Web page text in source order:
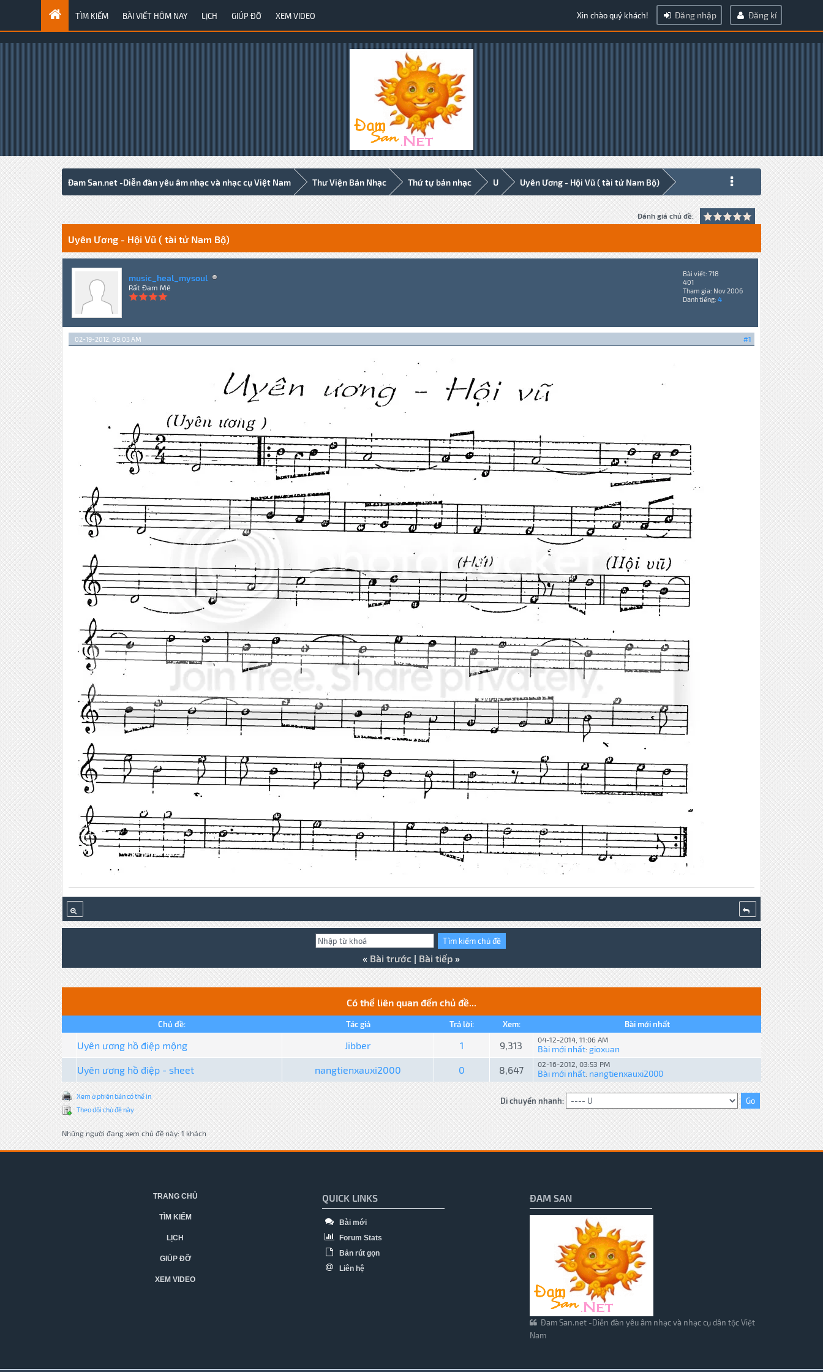
TÌM KIẾM BÀI VIẾT HÔM NAY LỊCH GIÚP ĐỠ XEM VIDEO Xin chào quý khách! Đăng nhập Đăng kí
Đam San.net -Diễn đàn yêu âm nhạc và nhạc cụ Việt Nam Thư Viện Bản Nhạc Thứ tự bản nhạc U Uyên Ương - Hội Vũ ( tài tử Nam Bộ)
Đánh giá chủ đề:
0 Votes - 0 Average
1
2
3
4
5
Uyên Ương - Hội Vũ ( tài tử Nam Bộ)
music_heal_mysoul
Rất Đam Mê
Bài viết: 718
401
Tham gia: Nov 2006
Danh tiếng: 4
#1
02-19-2012, 09:03 AM
« Bài trước | Bài tiếp »
Có thể liên quan đến chủ đề...
Chủ đề: Tác giả Trả lời: Xem: Bài mới nhất
Uyên ương hồ điệp mộng Jibber 1 9,313 04-12-2014, 11:06 AM
Bài mới nhất: gioxuan
Uyên ương hồ điệp - sheet nangtienxauxi2000 0 8,647 02-16-2012, 03:53 PM
Bài mới nhất: nangtienxauxi2000
Xem ở phiên bản có thể in
Theo dõi chủ đề này
Di chuyển nhanh:
Những người đang xem chủ đề này: 1 khách
TRANG CHỦ
TÌM KIẾM
LỊCH
GIÚP ĐỠ
XEM VIDEO
QUICK LINKS
Bài mới
Forum Stats
Bản rút gọn
Liên hệ
ĐAM SAN
Đam San.net -Diễn đàn yêu âm nhạc và nhạc cụ dân tộc Việt
Nam